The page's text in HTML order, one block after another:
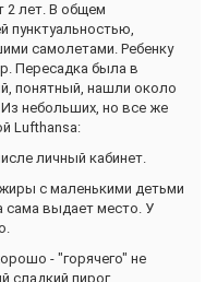
2 лет. В общем
пунктуальностью,
самолетами. Ребенку
Пересадка была в
понятный, нашли около
небольших, но все же
Lufthansa:
личный кабинет.
с маленькими детьми
сама выдает место. У
- "горячего" не
сладкий пирог.